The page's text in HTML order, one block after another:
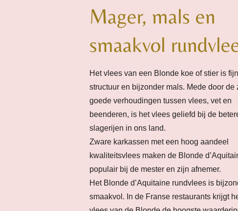
Mager, mals en
smaakvol
Het vlees van een Blonde koe of stier is
structuur en bijzonder mals. Mede door de
goede verhoudingen tussen vlees, vet en
beenderen, is het vlees geliefd bij de
slagerijen in ons land.
Zware karkassen met een hoog aandeel
kwaliteitsvlees maken de Blonde
populair bij de mester en zijn afnemer.
Het Blonde d’Aquitaine rundvlees is
smaakvol. In de Franse restaurants krijgt